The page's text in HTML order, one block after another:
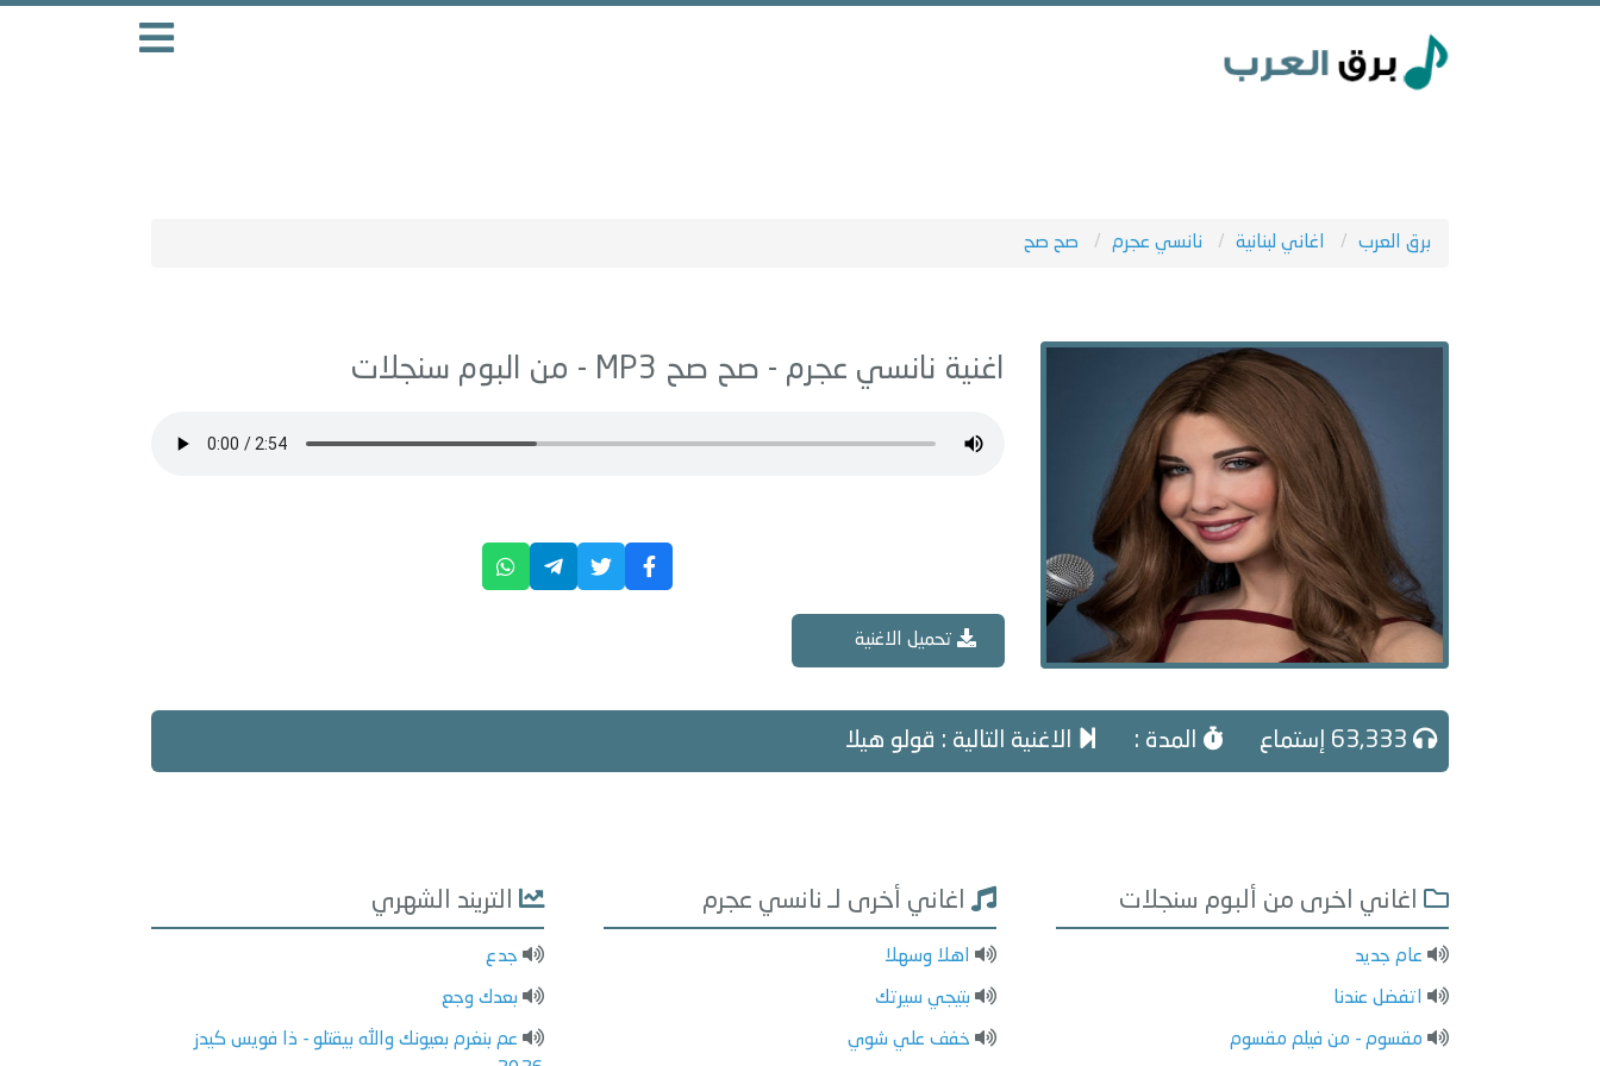
برق العرب اغاني لبنانية نانسي عجرم صح صح
اغنية نانسي عجرم - صح صح سنجلات
تحميل الاغنية
المدة : الاغنية التالية : قولو هيلا
اغاني اخرى من ألبوم سنجلات
عام جديد
اتفضل عندنا
مقسوم - من فيلم مقسوم
اغاني أخرى لـ نانسي عجرم
اهلا وسهلا
بتيجي سيرتك
خفف علي شوي
التريند الشهري
جدع
بعدك وجع
عم بنغرم بعيونك والله بيقتلو - ذا فويس كيدز